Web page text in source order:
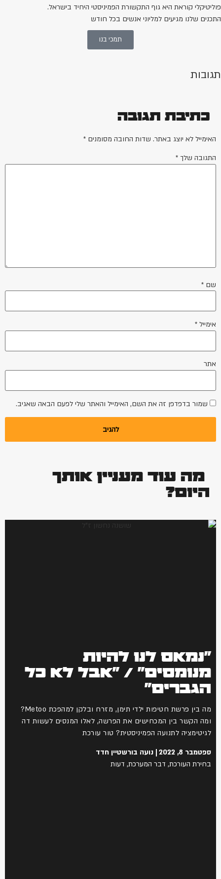
פוליטיקלי קוראת היא גוף התקשורת הפמיניסטי היחיד בישראל.
התכנים שלנו מגיעים למליוני אנשים בכל חודש
תמכי בנו
תגובות
כתיבת תגובה
האימייל לא יוצג באתר. שדות החובה מסומנים *
התגובה שלך *
שם *
אימייל *
אתר
שמור בדפדפן זה את השם, האימייל והאתר שלי לפעם הבאה שאגיב.
מה עוד מעניין אותך
היום?
"נמאס לנו להיות
מנומסים" / "אבל לא כל
הגברים"
מה בין פרשת חטיפות ילדי תימן, מזרח ובלקן למהפכת Metoo?
ומה הקשר בין המכחישים את הפרשה, לאלו המנסים לעשות דה
לגיטימציה לתנועה הפמיניסטית? טור עורכת
ספטמבר 8, 2022
נועה בורשטיין חדד
בחירת העורכת, דבר המערכת, דעות